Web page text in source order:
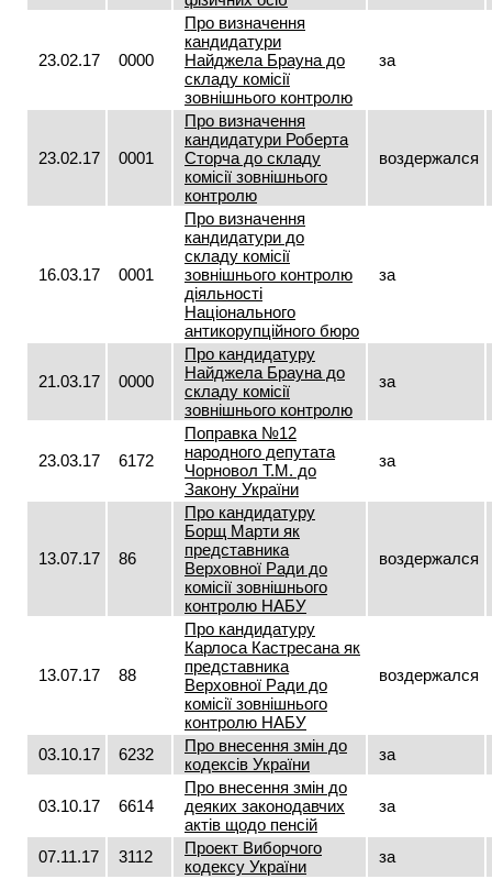
23.02.17 0000
Про визначення
кандидатури
Найджела Брауна до
складу комісії
зовнішнього контролю
за
23.02.17 0001
Про визначення
кандидатури Роберта
Сторча до складу
комісії зовнішнього
контролю
воздержался
16.03.17 0001
Про визначення
кандидатури до
складу комісії
зовнішнього контролю
діяльності
Національного
антикорупційного бюро
за
21.03.17 0000
Про кандидатуру
Найджела Брауна до
складу комісії
зовнішнього контролю
за
23.03.17 6172
Поправка №12
народного депутата
Чорновол Т.М. до
Закону України
за
13.07.17 86
Про кандидатуру
Борщ Марти як
представника
Верховної Ради до
комісії зовнішнього
контролю НАБУ
воздержался
13.07.17 88
Про кандидатуру
Карлоса Кастресана як
представника
Верховної Ради до
комісії зовнішнього
контролю НАБУ
воздержался
03.10.17 6232
Про внесення змін до
кодексів України
за
03.10.17 6614
Про внесення змін до
деяких законодавчих
актів щодо пенсій
за
07.11.17 3112
Проект Виборчого
кодексу України
за